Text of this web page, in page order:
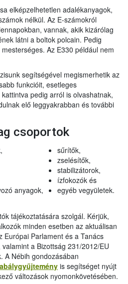
elképzelhetetlen adalékanyagok,
nélkül. Az E-számokról
vannak, akik kizárólag
látni a boltok polcain. Pedig
Az E330 például nem
segítségével megismerhetik az
funkcióit, esetleges
pedig arról is olvashatnak,
elő leggyakrabban és további
csoportok
anyagok,
sűrítők,
zselésítők,
stabilizátorok,
ízfokozók és
egyéb vegyületek.
tájékoztatására szolgál. Kérjük,
minden esetben az aktuálisan
Európai Parlament és a Tanács
a Bizottság 231/2012/EU
A Nébih gondozásában
is segítséget nyújt
változások nyomonkövetésében.